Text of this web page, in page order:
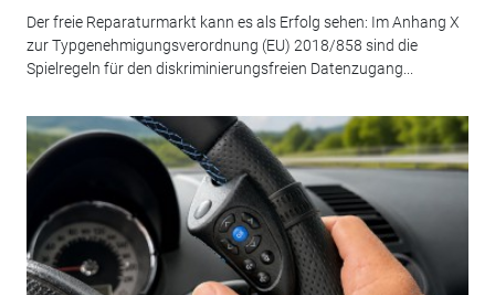
Der freie Reparaturmarkt kann es als Erfolg sehen: Im Anhang X
zur Typgenehmigungsverordnung (EU) 2018/858 sind die
Spielregeln für den diskriminierungsfreien Datenzugang...